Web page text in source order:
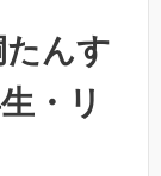
んす
・リ